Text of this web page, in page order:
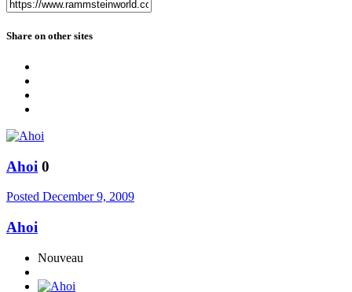
Share on other sites
Ahoi 0
Posted December 9, 2009
Ahoi
Nouveau